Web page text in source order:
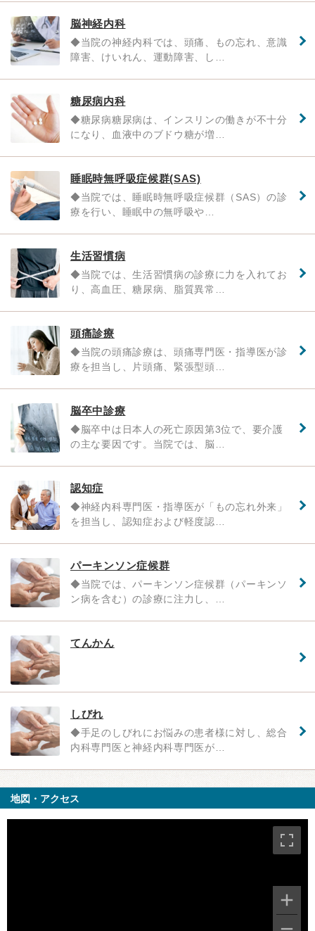
脳神経内科
◆当院の神経内科では、頭痛、もの忘れ、意識
障害、けいれん、運動障害、し…
糖尿病内科
◆糖尿病糖尿病は、インスリンの働きが不十分
になり、血液中のブドウ糖が増…
睡眠時無呼吸症候群(SAS)
◆当院では、睡眠時無呼吸症候群（SAS）の診
療を行い、睡眠中の無呼吸や…
生活習慣病
◆当院では、生活習慣病の診療に力を入れてお
り、高血圧、糖尿病、脂質異常…
頭痛診療
◆当院の頭痛診療は、頭痛専門医・指導医が診
療を担当し、片頭痛、緊張型頭…
脳卒中診療
◆脳卒中は日本人の死亡原因第3位で、要介護
の主な要因です。当院では、脳…
認知症
◆神経内科専門医・指導医が「もの忘れ外来」
を担当し、認知症および軽度認…
パーキンソン症候群
◆当院では、パーキンソン症候群（パーキンソ
ン病を含む）の診療に注力し、…
てんかん
しびれ
◆手足のしびれにお悩みの患者様に対し、総合
内科専門医と神経内科専門医が…
地図・アクセス